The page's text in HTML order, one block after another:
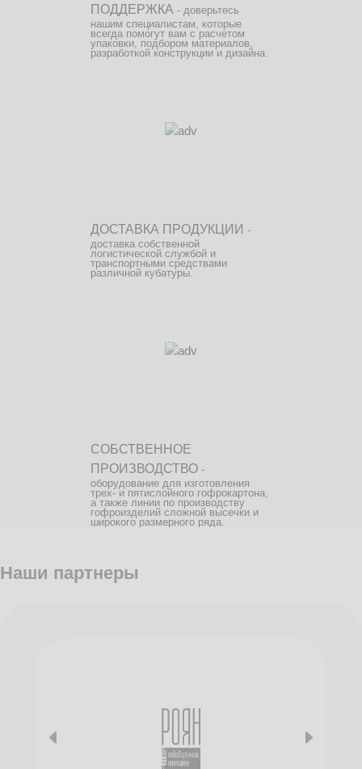
ПОДДЕРЖКА - доверьтесь
нашим специалистам, которые
всегда помогут вам с расчетом
упаковки, подбором материалов,
разработкой конструкции и дизайна.
ДОСТАВКА ПРОДУКЦИИ -
доставка собственной
логистической службой и
транспортными средствами
различной кубатуры.
СОБСТВЕННОЕ
ПРОИЗВОДСТВО -
оборудование для изготовления
трех- и пятислойного гофрокартона,
а также линии по производству
гофроизделий сложной высечки и
широкого размерного ряда.
Наши партнеры